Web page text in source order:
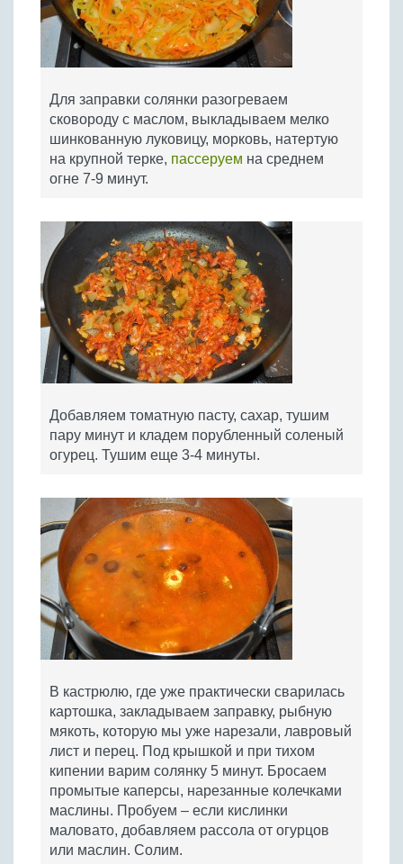
Для заправки солянки разогреваем
сковороду с маслом, выкладываем мелко
шинкованную луковицу, морковь, натертую
на крупной терке, пассеруем на среднем
огне 7-9 минут.
Добавляем томатную пасту, сахар, тушим
пару минут и кладем порубленный соленый
огурец. Тушим еще 3-4 минуты.
В кастрюлю, где уже практически сварилась
картошка, закладываем заправку, рыбную
мякоть, которую мы уже нарезали, лавровый
лист и перец. Под крышкой и при тихом
кипении варим солянку 5 минут. Бросаем
промытые каперсы, нарезанные колечками
маслины. Пробуем – если кислинки
маловато, добавляем рассола от огурцов
или маслин. Солим.